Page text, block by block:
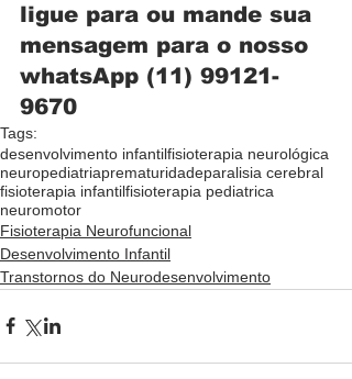
ligue para ou mande sua
mensagem para o nosso
whatsApp (11) 99121-
9670
Tags:
desenvolvimento infantilfisioterapia neurológica
neuropediatriaprematuridadeparalisia cerebral
fisioterapia infantilfisioterapia pediatrica
neuromotor
Fisioterapia Neurofuncional
Desenvolvimento Infantil
Transtornos do Neurodesenvolvimento